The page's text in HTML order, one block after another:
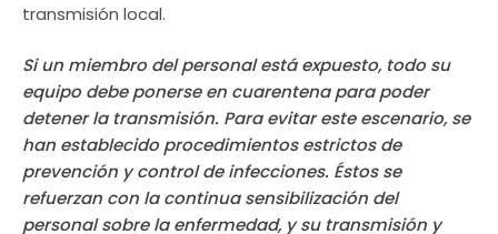
transmisión local.
Si un miembro del personal está expuesto, todo su
equipo debe ponerse en cuarentena para poder
detener la transmisión. Para evitar este escenario, se
han establecido procedimientos estrictos de
prevención y control de infecciones. Éstos se
refuerzan con la continua sensibilización del
personal sobre la enfermedad, y su transmisión y